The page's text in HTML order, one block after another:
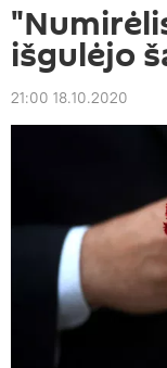
išgulėjo
21:00 18.10.2020